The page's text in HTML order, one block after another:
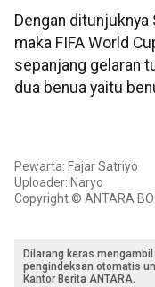
Dengan ditunjuknya
maka FIFA World
sepanjang gelaran
dua benua yaitu
Pewarta: Fajar Satriyo
Uploader: Naryo
Copyright © ANTARA
Dilarang keras
pengindeksan otomatis
Kantor Berita ANTARA.